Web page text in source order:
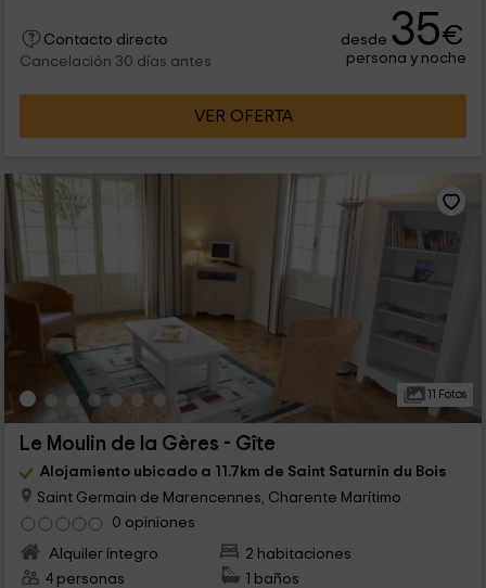
Contacto directo
Cancelación 30 días antes
desde 35€
persona y noche
VER OFERTA
11 Fotos
Le Moulin de la Gères - Gîte
Alojamiento ubicado a 11.7km de Saint Saturnin du Bois
Saint Germain de Marencennes, Charente Marítimo
0 opiniones
Alquiler íntegro
2 habitaciones
4 personas
1 baños